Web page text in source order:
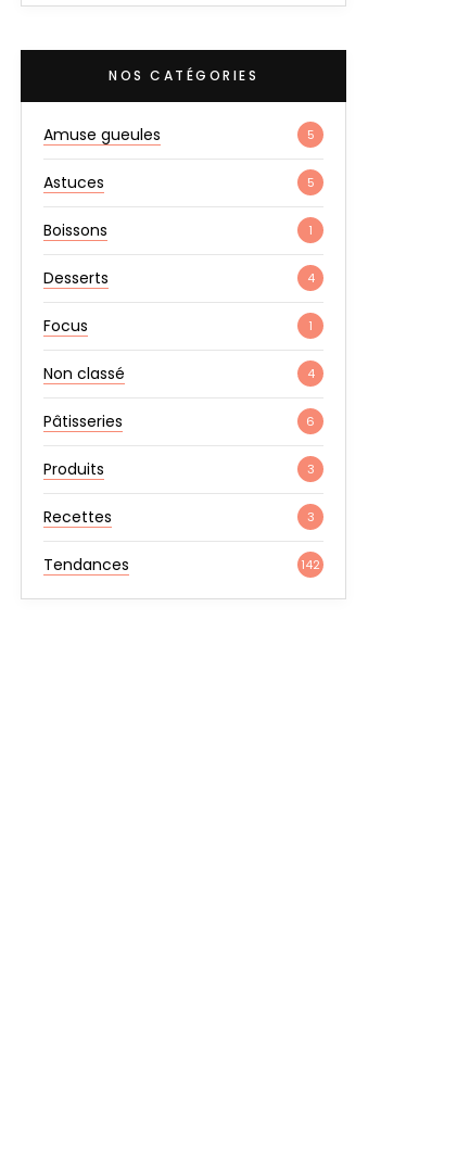
NOS CATÉGORIES
Amuse gueules 5
Astuces 5
Boissons 1
Desserts 4
Focus 1
Non classé 4
Pâtisseries 6
Produits 3
Recettes 3
Tendances 142